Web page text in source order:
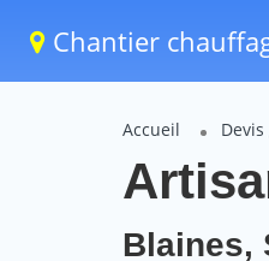
Chantier
Accueil
Blaines,